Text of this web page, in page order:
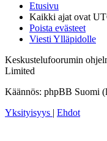
Etusivu
Kaikki ajat ovat
Poista evästeet
Viesti Ylläpidolle
Keskustelufoorumin
Limited
Käännös: phpBB Suomi
Yksityisyys | Ehdot